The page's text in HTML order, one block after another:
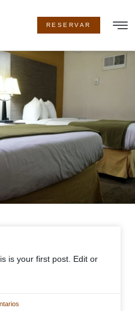
RESERVAR
is your first post. Edit or